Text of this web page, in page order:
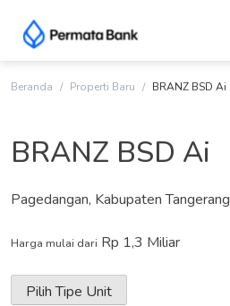
content
Beranda Properti Baru BRANZ BSD Ai
BRANZ BSD Ai
Pagedangan, Kabupaten Tangerang
Harga mulai dari Rp 1,3 Miliar
Pilih Tipe Unit